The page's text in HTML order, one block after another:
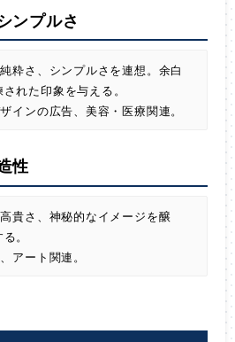
ンプルさ
粋さ、シンプルさを連想。余白
れた印象を与える。
インの広告、美容・医療関連。
性
貴さ、神秘的なイメージを醸
。
アート関連。